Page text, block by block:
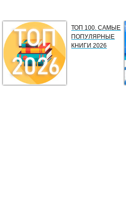
ТОП 100. САМЫЕ
ПОПУЛЯРНЫЕ
КНИГИ 2026